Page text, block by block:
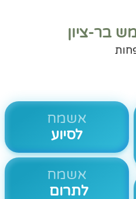
בר-ציון
אשמח
לסיוע
אשמח
לתרום